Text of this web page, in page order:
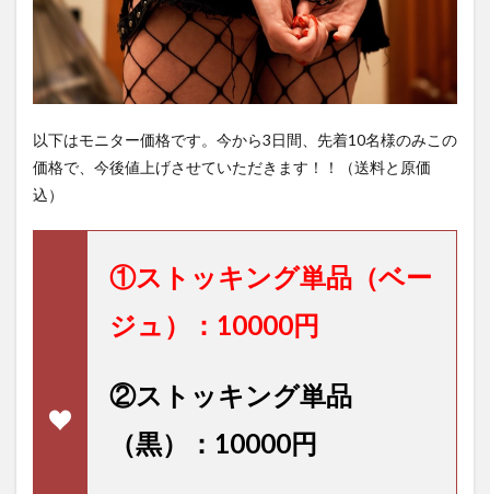
以下はモニター価格です。今から3日間、先着10名様のみこの
価格で、今後値上げさせていただきます！！（送料と原価
込）
①ストッキング単品（ベー
ジュ）：10000円
②ストッキング単品
（黒）：10000円